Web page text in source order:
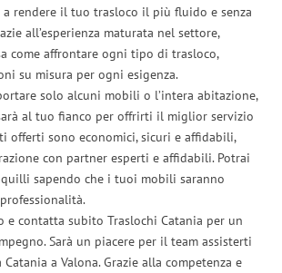
a rendere il tuo trasloco il più fluido e senza
all’esperienza maturata nel settore,
come affrontare ogni tipo di trasloco,
su misura per ogni esigenza.
solo alcuni mobili o l’intera abitazione,
al tuo fianco per offrirti il miglior servizio
offerti sono economici, sicuri e affidabili,
con partner esperti e affidabili. Potrai
sapendo che i tuoi mobili saranno
e contatta subito Traslochi Catania per un
Sarà un piacere per il team assisterti
a Valona. Grazie alla competenza e